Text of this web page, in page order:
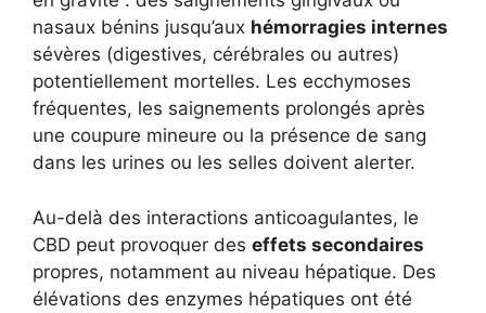
nasaux bénins jusqu’aux hémorragies internes
sévères (digestives, cérébrales ou autres)
potentiellement mortelles. Les ecchymoses
fréquentes, les saignements prolongés après
une coupure mineure ou la présence de sang
dans les urines ou les selles doivent alerter.
Au-delà des interactions anticoagulantes, le
CBD peut provoquer des effets secondaires
propres, notamment au niveau hépatique. Des
élévations des enzymes hépatiques ont été